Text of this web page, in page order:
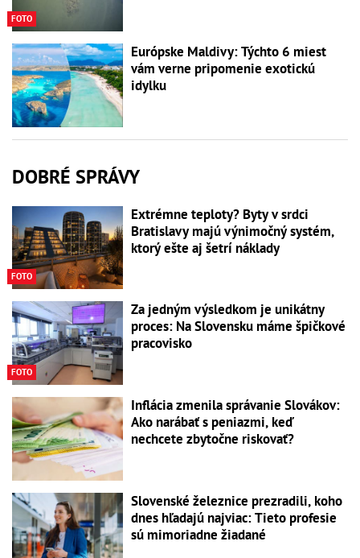
FOTO
Európske Maldivy: Týchto 6 miest
vám verne pripomenie exotickú
idylku
DOBRÉ SPRÁVY
FOTO
Extrémne teploty? Byty v srdci
Bratislavy majú výnimočný systém,
ktorý ešte aj šetrí náklady
FOTO
Za jedným výsledkom je unikátny
proces: Na Slovensku máme špičkové
pracovisko
Inflácia zmenila správanie Slovákov:
Ako narábať s peniazmi, keď
nechcete zbytočne riskovať?
Slovenské železnice prezradili, koho
dnes hľadajú najviac: Tieto profesie
sú mimoriadne žiadané